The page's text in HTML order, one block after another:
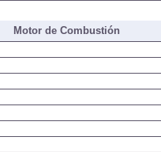
Motor de Combustión